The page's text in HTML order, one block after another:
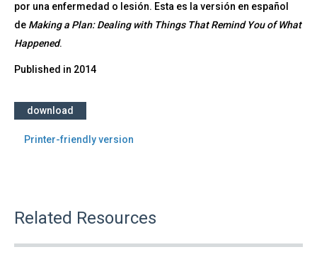
por una enfermedad o lesión. Esta es la versión en español
de Making a Plan: Dealing with Things That Remind You of What
Happened.
Published in 2014
download
Printer-friendly version
Related Resources